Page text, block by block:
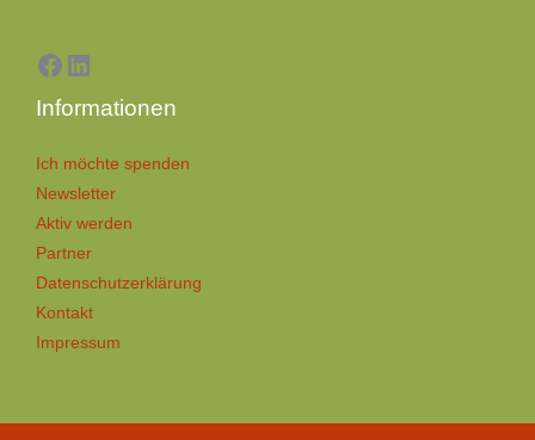
Informationen
Ich möchte spenden
Newsletter
Aktiv werden
Partner
Datenschutzerklärung
Kontakt
Impressum